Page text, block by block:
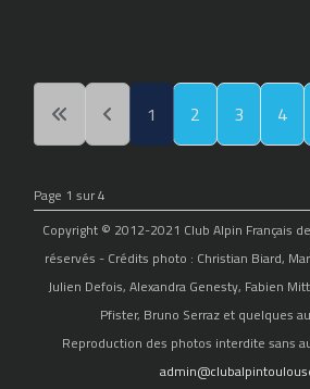
1 2 3 4
Page 1 sur 4
Copyright © 2012-2021 Club Alpin Français
réservés - Crédits photo : Christian Biard,
Julien Defois, Alexandra Genesty, Fabien
Pfister, Bruno Serraz et quelques
Reproduction des photos interdite sans